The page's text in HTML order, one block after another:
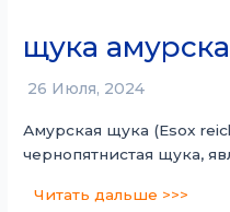
щука
26 Июля, 2024
Амурская щука (Esox
чернопятнистая щука,
Читать дальше >>>